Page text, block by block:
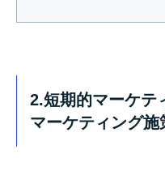
2.短期的マーケテ
マーケティング施